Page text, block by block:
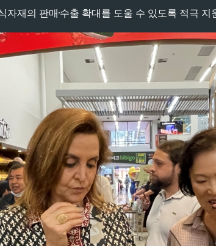
자재의 판매·수출 확대를 도울 수 있도록 적극 지